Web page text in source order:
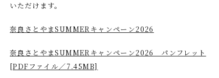
いただけます。
奈良さとやまSUMMERキャンペーン2026
奈良さとやまSUMMERキャンペーン2026 パンフレット
[PDFファイル／7.45MB]